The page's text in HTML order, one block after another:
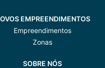
EMPREENDIMENTOS
Empreendimentos
Zonas
SOBRE NÓS